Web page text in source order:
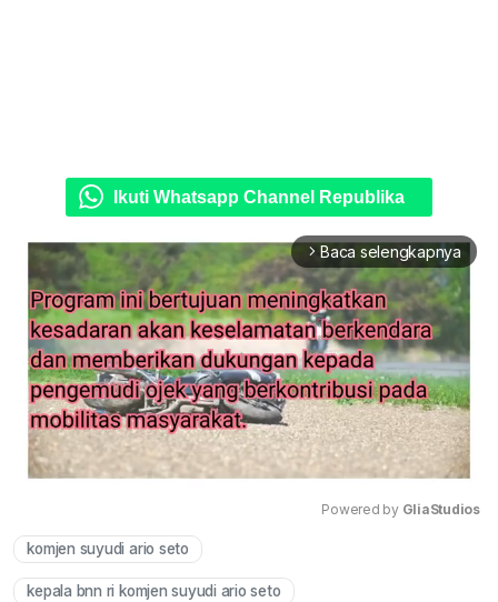
Ikuti Whatsapp Channel Republika
arrow_forward_ios Baca selengkapnya
Powered by GliaStudios
komjen suyudi ario seto
kepala bnn ri komjen suyudi ario seto